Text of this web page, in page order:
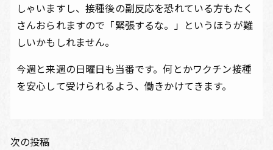
しゃいますし、接種後の副反応を恐れている方もたく
さんおられますので「緊張するな。」というほうが難
しいかもしれません。
今週と来週の日曜日も当番です。何とかワクチン接種
を安心して受けられるよう、働きかけてきます。
次の投稿